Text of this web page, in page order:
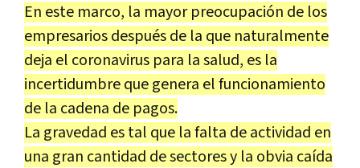
En este marco, la mayor preocupación de los
empresarios después de la que naturalmente
deja el coronavirus para la salud, es la
incertidumbre que genera el funcionamiento
de la cadena de pagos.
La gravedad es tal que la falta de actividad en
una gran cantidad de sectores y la obvia caída